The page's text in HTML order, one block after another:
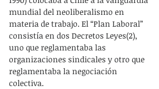
mundial del neoliberalismo en
materia de trabajo. El “Plan Laboral”
consistía en dos Decretos Leyes(2),
uno que reglamentaba las
organizaciones sindicales y otro que
reglamentaba la negociación
colectiva.